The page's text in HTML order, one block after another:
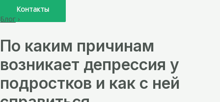
Контакты
Блог ›
По каким причинам
возникает депрессия у
подростков и как с ней